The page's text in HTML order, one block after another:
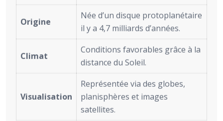
Origine
Née d’un disque protoplanétaire
il y a 4,7 milliards d’années.
Climat
Conditions favorables grâce à la
distance du Soleil.
Visualisation
Représentée via des globes,
planisphères et images
satellites.